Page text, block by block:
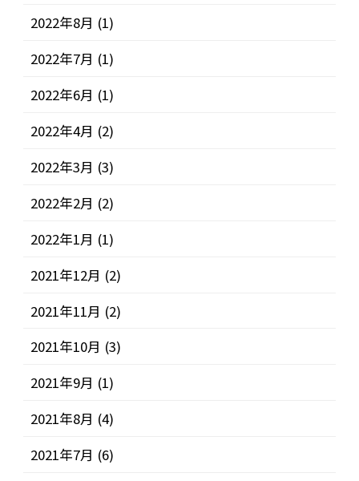
2022年8月 (1)
2022年7月 (1)
2022年6月 (1)
2022年4月 (2)
2022年3月 (3)
2022年2月 (2)
2022年1月 (1)
2021年12月 (2)
2021年11月 (2)
2021年10月 (3)
2021年9月 (1)
2021年8月 (4)
2021年7月 (6)